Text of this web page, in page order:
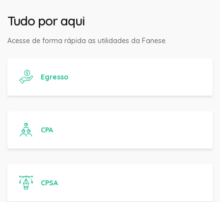
Tudo por aqui
Acesse de forma rápida as utilidades da Fanese.
Egresso
CPA
CPSA